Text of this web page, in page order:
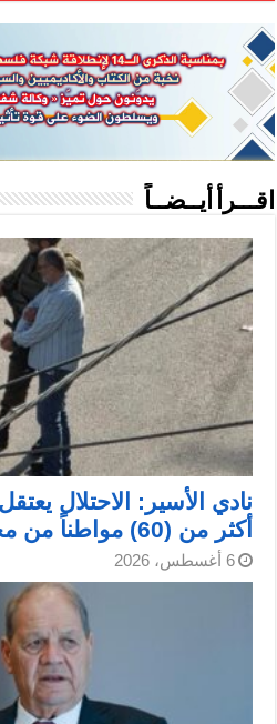
اقـــرأ أيــضــاً
نادي الأسير: الاحتلال
أكثر من (60) مواطناً من مخيم قلنديا
6 أغسطس، 2026